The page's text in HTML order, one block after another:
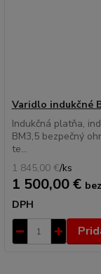
Varidlo indukčné
Indukčná platňa,
BM3,5 bezpečný
te...
1 845,00 €/ks
1 500,00 € bez
DPH